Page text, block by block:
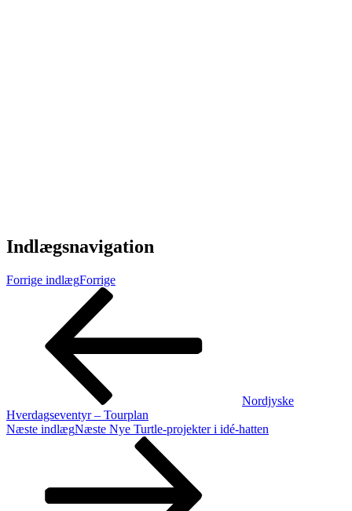
Indlægsnavigation
Forrige indlægForrige
Nordjyske
Hverdagseventyr – Tourplan
Næste indlægNæste Nye Turtle-projekter i idé-hatten